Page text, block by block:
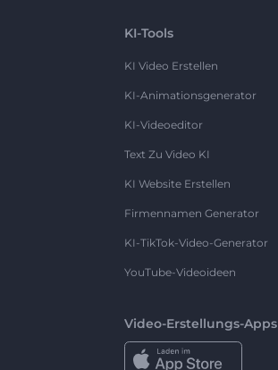
KI-Tools
KI Video Erstellen
KI-Animationsgenerator
KI-Videoeditor
Text Zu Video KI
KI Website Erstellen
Firmennamen Generator
KI-TikTok-Video-Generator
YouTube-Videoideen
Video-Erstellungs-Apps